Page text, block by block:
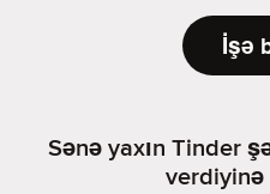
İşə
Sənə yaxın Tinder
verdiyinə